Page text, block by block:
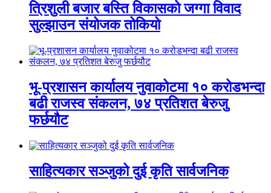
त्रिशुली बजार बस्ति विकासको जग्गा विवाद
सुल्झाउन संयोजक तोकियो
भू-प्रशासन कार्यालय नुवाकोटमा १० करोडभन्दा
बढी राजस्व संकलन, ७४ प्रतिशत बेरुजु
फर्छयौट
साहित्यकार सञ्जुको दुई कृति सार्वजनिक